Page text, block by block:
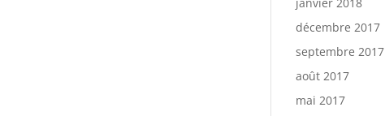
décembre 2017
septembre 2017
août 2017
mai 2017